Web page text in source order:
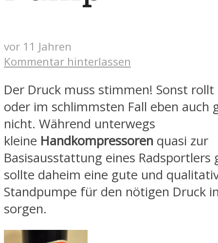
vor 11 Jahren
Kommentar hinterlassen
Der Druck muss stimmen! Sonst rollt
oder im schlimmsten Fall eben auch
nicht. Während unterwegs
kleine Handkompressoren quasi zur
Basisausstattung eines Radsportlers
sollte daheim eine gute und
Standpumpe für den nötigen Druck
sorgen.